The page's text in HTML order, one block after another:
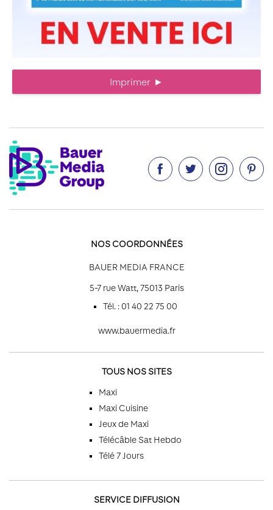
Imprimer ►
   
NOS COORDONNÉES
BAUER MEDIA FRANCE
5-7 rue Watt, 75013 Paris
Tél. : 01 40 22 75 00
www.bauermedia.fr
TOUS NOS SITES
Maxi
Maxi Cuisine
Jeux de Maxi
Télécâble Sat Hebdo
Télé 7 Jours
SERVICE DIFFUSION